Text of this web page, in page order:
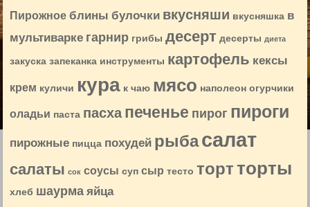
Пирожное блины булочки вкусняши вкусняшка в
мультиварке гарнир грибы десерт десерты диета
закуска запеканка инструменты картофель кексы
крем куличи кура к чаю мясо наполеон огурчики
оладьи паста пасха печенье пирог пироги
пирожные пицца похудей рыбасалат
салаты сок соусы суп сыр тесто торт торты
хлеб шаурма яйца